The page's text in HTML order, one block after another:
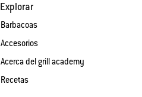
Explorar
Barbacoas
Accesorios
Acerca del grill academy
Recetas